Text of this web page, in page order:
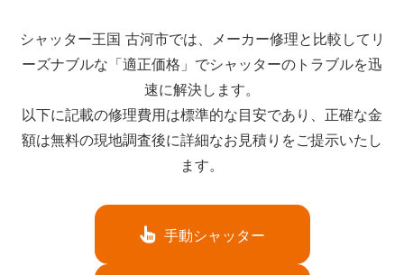
シャッター王国 古河市では、メーカー修理と比較してリ
ーズナブルな「適正価格」でシャッターのトラブルを迅
速に解決します。
以下に記載の修理費用は標準的な目安であり、正確な金
額は無料の現地調査後に詳細なお見積りをご提示いたし
ます。
手動シャッター